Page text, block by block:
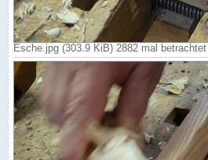
Esche.jpg (303.9 KiB) 2882 mal betrachtet